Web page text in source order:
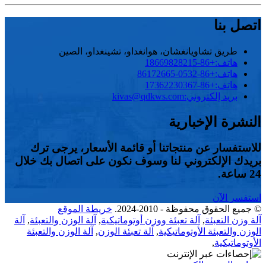
اتصل بنا
طريق تشاويانغشان، هوانغداو، تشينغداو، الصين
هاتف:+86-18669828215
هاتف:+86-0532-86172665
هاتف:+86-17362230367
بريد إلكتروني:kivas@qdkws.com
النشرة الإخبارية
للاستفسار عن منتجاتنا أو قائمة الأسعار، يرجى ترك
بريدك الإلكتروني لنا وسوف نكون على اتصال بك خلال
24 ساعة.
استفسر الآن
© جميع الحقوق محفوظة - 2010-2024.
خريطة الموقع
آلة وزن التعبئة, آلة تعبئة ووزن أوتوماتيكية, آلة الوزن والتعبئة, آلة
الوزن والتعبئة الأوتوماتيكية, آلة تعبئة الوزن, آلة الوزن والتعبئة
الأوتوماتيكية,